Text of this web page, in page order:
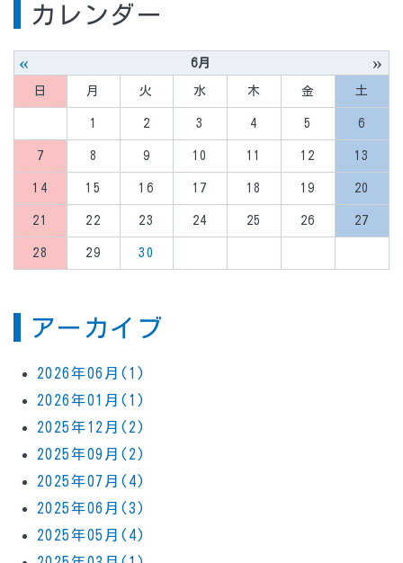
カレンダー
« 6月 »
日 月 火 水 木 金 土
1 2 3 4 5 6
7 8 9 10 11 12 13
14 15 16 17 18 19 20
21 22 23 24 25 26 27
28 29 30
アーカイブ
2026年06月(1)
2026年01月(1)
2025年12月(2)
2025年09月(2)
2025年07月(4)
2025年06月(3)
2025年05月(4)